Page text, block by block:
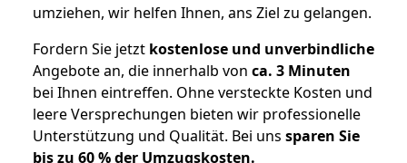
umziehen, wir helfen Ihnen, ans Ziel zu gelangen.
Fordern Sie jetzt kostenlose und unverbindliche
Angebote an, die innerhalb von ca. 3 Minuten
bei Ihnen eintreffen. Ohne versteckte Kosten und
leere Versprechungen bieten wir professionelle
Unterstützung und Qualität. Bei uns sparen Sie
bis zu 60 % der Umzugskosten.